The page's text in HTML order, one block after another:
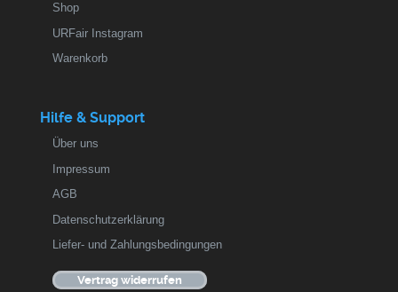
Shop
URFair Instagram
Warenkorb
Hilfe & Support
Über uns
Impressum
AGB
Datenschutzerklärung
Liefer- und Zahlungsbedingungen
Vertrag widerrufen